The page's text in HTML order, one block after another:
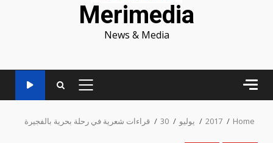
Merimedia
News & Media
PRIMARY
Home
2017 يوليو 30 قراءات شعرية في رحلة بحرية بالفجيرة